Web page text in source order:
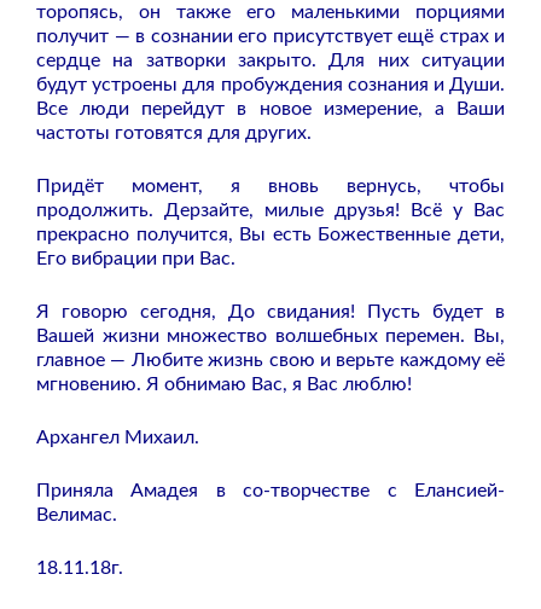
торопясь, он также его маленькими порциями
получит — в сознании его присутствует ещё страх и
сердце на затворки закрыто. Для них ситуации
будут устроены для пробуждения сознания и Души.
Все люди перейдут в новое измерение, а Ваши
частоты готовятся для других.
Придёт момент, я вновь вернусь, чтобы
продолжить. Дерзайте, милые друзья! Всё у Вас
прекрасно получится, Вы есть Божественные дети,
Его вибрации при Вас.
Я говорю сегодня, До свидания! Пусть будет в
Вашей жизни множество волшебных перемен. Вы,
главное — Любите жизнь свою и верьте каждому её
мгновению. Я обнимаю Вас, я Вас люблю!
Архангел Михаил.
Приняла Амадея в со-творчестве с Елансией-
Велимас.
18.11.18г.